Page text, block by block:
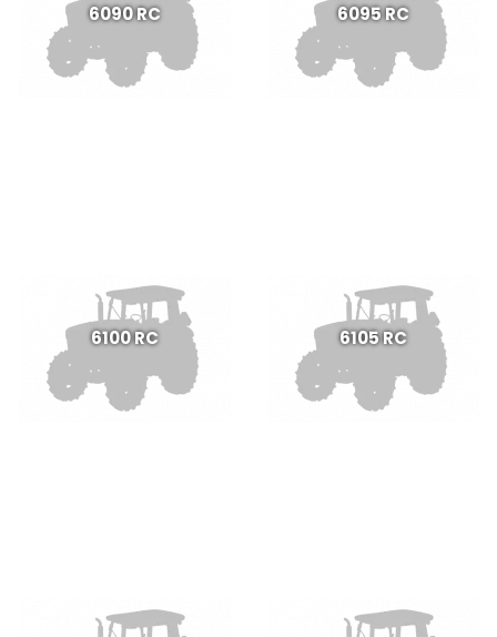
6090 RC 6095 RC
6100 RC 6105 RC